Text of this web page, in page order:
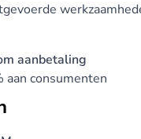
aanbetaling
aan consumenten